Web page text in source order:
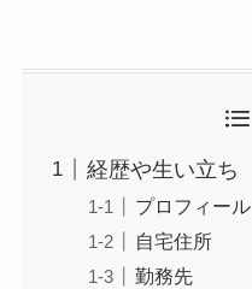
経歴や生い立ち
プロフィール
自宅住所
勤務先